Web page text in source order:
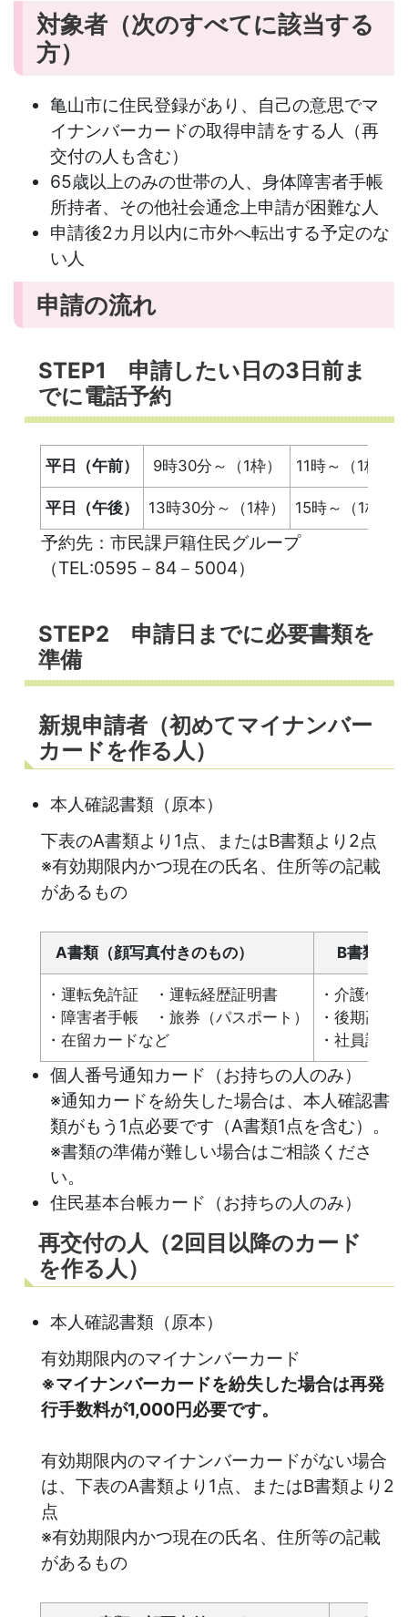
対象者（次のすべてに該当する
方）
亀山市に住民登録があり、自己の意思でマ
イナンバーカードの取得申請をする人（再
交付の人も含む）
65歳以上のみの世帯の人、身体障害者手帳
所持者、その他社会通念上申請が困難な人
申請後2カ月以内に市外へ転出する予定のな
い人
申請の流れ
STEP1 申請したい日の3日前ま
でに電話予約
平日（午前） 9時30分～（1枠） 11時～（1枠）
平日（午後） 13時30分～（1枠） 15時～（1枠）
予約先：市民課戸籍住民グループ
（TEL:0595－84－5004）
STEP2 申請日までに必要書類を
準備
新規申請者（初めてマイナンバー
カードを作る人）
本人確認書類（原本）
下表のA書類より1点、またはB書類より2点
※有効期限内かつ現在の氏名、住所等の記載
があるもの
A書類（顔写真付きのもの） B書類（
・運転免許証 ・運転経歴証明書
・障害者手帳 ・旅券（パスポート）
・在留カードなど
・介護保
・後期高
・社員証や
個人番号通知カード（お持ちの人のみ）
※通知カードを紛失した場合は、本人確認書
類がもう1点必要です（A書類1点を含む）。
※書類の準備が難しい場合はご相談くださ
い。
住民基本台帳カード（お持ちの人のみ）
再交付の人（2回目以降のカード
を作る人）
本人確認書類（原本）
有効期限内のマイナンバーカード
※マイナンバーカードを紛失した場合は再発
行手数料が1,000円必要です。
有効期限内のマイナンバーカードがない場合
は、下表のA書類より1点、またはB書類より2
点
※有効期限内かつ現在の氏名、住所等の記載
があるもの